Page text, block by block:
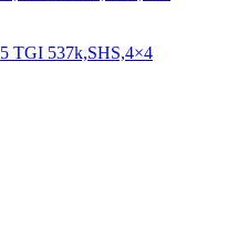
TGI 537k,SHS,4×4